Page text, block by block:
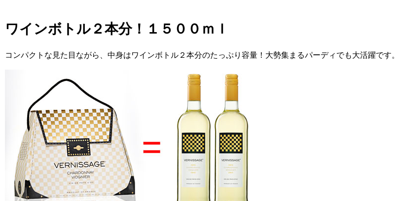
ワインボトル２本分！ １５００ｍｌ
コンパクトな見た目ながら、中身はワインボトル２本分のたっぷり容量！大勢集まるパーディでも大活躍です。